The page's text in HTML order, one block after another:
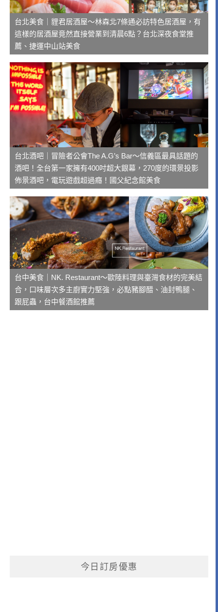
台北美食｜貍君居酒屋～林森北7條通必訪特色居酒屋，有
這樣的居酒屋竟然直接營業到清晨6點？台北深夜食堂推
薦、捷運中山站美食
台北酒吧｜冒險者公會The A.G’s Bar～信義區最具話題的
酒吧！全台第一家擁有400吋超大銀幕，270度的環景投影
佈景酒吧，電玩遊戲超過癮！國父紀念館美食
台中美食｜NK. Restaurant～歐陸料理與臺灣食材的完美結
合，口味層次多主廚實力堅強，必點豬腳醋、油封鴨腿、
跟屁蟲，台中餐酒館推薦
今日訂房優惠